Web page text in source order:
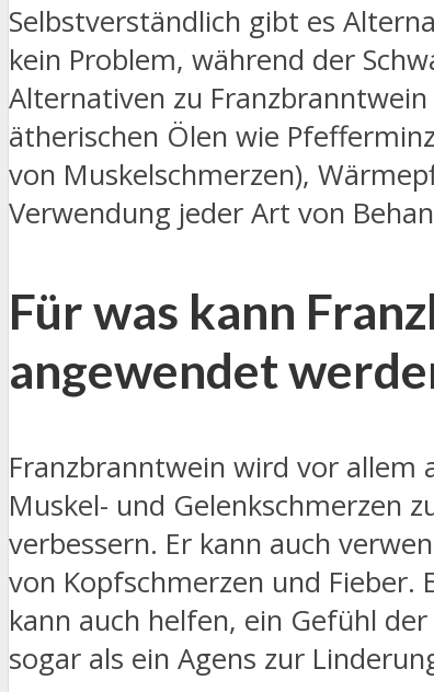
Selbstverständlich gibt es
kein Problem, während der
Alternativen zu
ätherischen Ölen wie
von Muskelschmerzen),
Verwendung jeder Art von
Für was kann
angewendet
Franzbranntwein wird vor
Muskel- und Gelenkschmerzen
verbessern. Er kann auch
von Kopfschmerzen und Fieber.
kann auch helfen, ein Gefühl
sogar als ein Agens zur